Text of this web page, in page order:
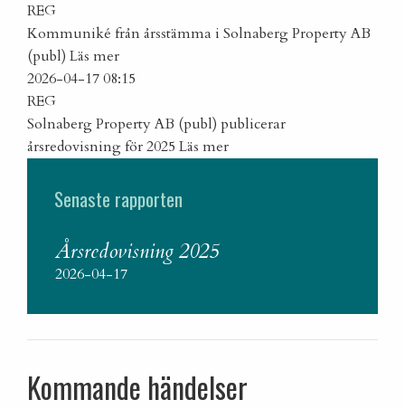
REG
Kommuniké från årsstämma i Solnaberg Property AB
(publ) Läs mer
2026-04-17 08:15
REG
Solnaberg Property AB (publ) publicerar
årsredovisning för 2025 Läs mer
Senaste rapporten
Årsredovisning 2025
2026-04-17
Kommande händelser